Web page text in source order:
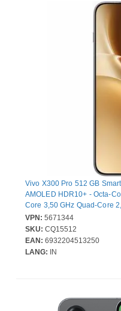
Vivo X300 Pro 512 GB
AMOLED HDR10+ - Octa-
Core 3,50 GHz Quad-Core
5G - Bar - 2 SIM Support -
Megapixel - Rear Camera:
Megapixel - 5440 mAh Akku
VPN: 5671344
SKU: CQ15512
EAN: 6932204513250
LANG: IN